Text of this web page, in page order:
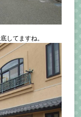
してますね。